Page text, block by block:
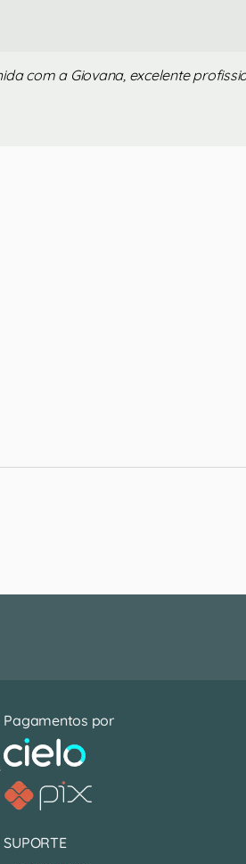
com a Giovana, excelente
Pagamentos por
SUPORTE